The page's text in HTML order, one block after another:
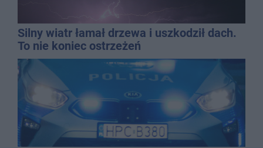
Silny wiatr łamał drzewa i uszkodził dach.
To nie koniec ostrzeżeń